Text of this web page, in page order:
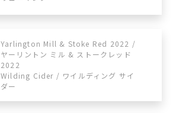
Yarlington Mill & Stoke Red 2022 /
ヤーリントン ミル & ストークレッド
2022
Wilding Cider / ワイルディング サイ
ダー